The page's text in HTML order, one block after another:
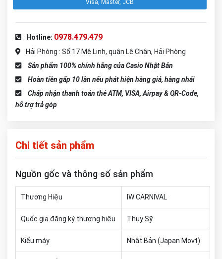
Visa, Master, JCB
Hotline: 0978.479.479
Hải Phòng : Số 17 Mê Linh, quận Lê Chân, Hải Phòng
Sản phẩm 100% chính hãng của Casio Nhật Bản
Hoàn tiền gấp 10 lần nếu phát hiện hàng giả, hàng nhái
Chấp nhận thanh toán thẻ ATM, VISA, Airpay & QR-Code,
hỗ trợ trả góp
Chi tiết sản phẩm
Nguồn gốc và thông số sản phẩm
Thương Hiệu IW CARNIVAL
Quốc gia đăng ký thương hiệu Thụy Sỹ
Kiểu máy Nhật Bản (Japan Movt)